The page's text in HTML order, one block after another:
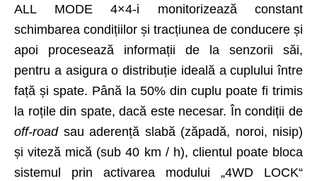
ALL MODE 4×4-i monitorizează constant
schimbarea condițiilor și tracțiunea de conducere și
apoi procesează informații de la senzorii săi,
pentru a asigura o distribuție ideală a cuplului între
față și spate. Până la 50% din cuplu poate fi trimis
la roțile din spate, dacă este necesar. În condiții de
off-roadsau aderență slabă (zăpadă, noroi, nisip)
și viteză mică (sub 40 km / h), clientul poate bloca
sistemul prin activarea modului „4WD LOCK“